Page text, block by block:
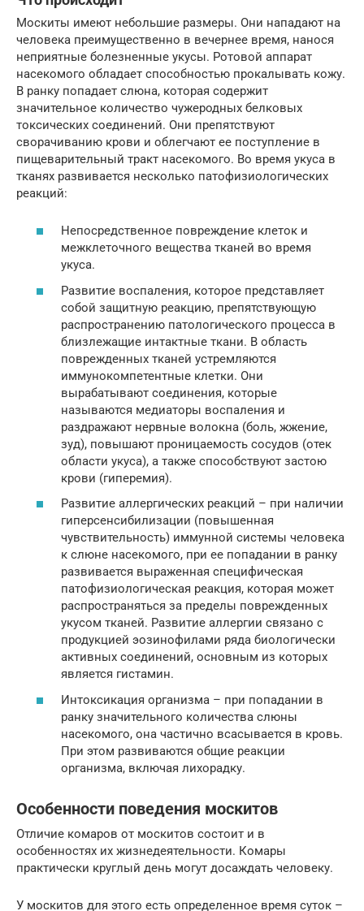
Москиты имеют небольшие размеры. Они нападают на
человека преимущественно в вечернее время, нанося
неприятные болезненные укусы. Ротовой аппарат
насекомого обладает способностью прокалывать кожу.
В ранку попадает слюна, которая содержит
значительное количество чужеродных белковых
токсических соединений. Они препятствуют
сворачиванию крови и облегчают ее поступление в
пищеварительный тракт насекомого. Во время укуса в
тканях развивается несколько патофизиологических
реакций:
Непосредственное повреждение клеток и
межклеточного вещества тканей во время
укуса.
Развитие воспаления, которое представляет
собой защитную реакцию, препятствующую
распространению патологического процесса в
близлежащие интактные ткани. В область
поврежденных тканей устремляются
иммунокомпетентные клетки. Они
вырабатывают соединения, которые
называются медиаторы воспаления и
раздражают нервные волокна (боль, жжение,
зуд), повышают проницаемость сосудов (отек
области укуса), а также способствуют застою
крови (гиперемия).
Развитие аллергических реакций – при наличии
гиперсенсибилизации (повышенная
чувствительность) иммунной системы человека
к слюне насекомого, при ее попадании в ранку
развивается выраженная специфическая
патофизиологическая реакция, которая может
распространяться за пределы поврежденных
укусом тканей. Развитие аллергии связано с
продукцией эозинофилами ряда биологически
активных соединений, основным из которых
является гистамин.
Интоксикация организма – при попадании в
ранку значительного количества слюны
насекомого, она частично всасывается в кровь.
При этом развиваются общие реакции
организма, включая лихорадку.
Особенности поведения москитов
Отличие комаров от москитов состоит и в
особенностях их жизнедеятельности. Комары
практически круглый день могут досаждать человеку.
У москитов для этого есть определенное время суток –